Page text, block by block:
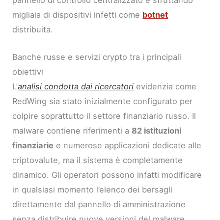
migliaia di dispositivi infetti come botnet
distribuita.
Banche russe e servizi crypto tra i principali
obiettivi
L’analisi condotta dai ricercatori evidenzia come
RedWing sia stato inizialmente configurato per
colpire soprattutto il settore finanziario russo. Il
malware contiene riferimenti a 82 istituzioni
finanziarie e numerose applicazioni dedicate alle
criptovalute, ma il sistema è completamente
dinamico. Gli operatori possono infatti modificare
in qualsiasi momento l’elenco dei bersagli
direttamente dal pannello di amministrazione